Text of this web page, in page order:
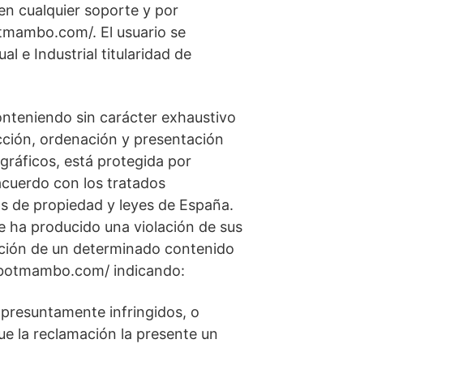
cualquier soporte y por
. El usuario se
e Industrial titularidad de
sin carácter exhaustivo
ordenación y presentación
está protegida por
con los tratados
de propiedad y leyes de España.
ha producido una violación de sus
de un determinado contenido
indicando:
infringidos, o
la reclamación la presente un